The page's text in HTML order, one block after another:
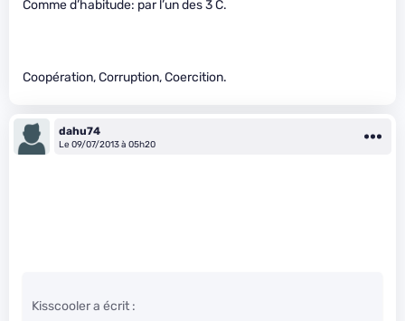
Comme d’habitude: par l’un des 3 C.
Coopération, Corruption, Coercition.
dahu74
Le 09/07/2013 à 05h20
Kisscooler a écrit :